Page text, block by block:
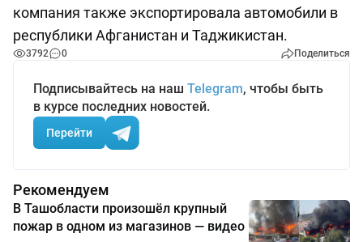
компания также экспортировала автомобили в
республики Афганистан и Таджикистан.
3792 0 Поделиться
Подписывайтесь на наш Telegram, чтобы быть
в курсе последних новостей.
Перейти
Рекомендуем
В Ташобласти произошёл крупный
пожар в одном из магазинов — видео